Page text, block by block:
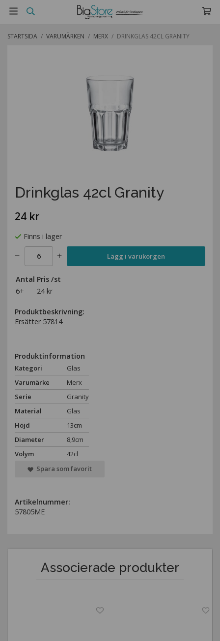
STARTSIDA / VARUMÄRKEN / MERX / DRINKGLAS 42CL GRANITY
Drinkglas 42cl Granity
24 kr
Finns i lager
Lägg i varukorgen
Antal Pris /st
6+
24 kr
Produktbeskrivning:
Ersätter 57814
Produktinformation
Kategori
Glas
Varumärke
Merx
Serie
Granity
Material
Glas
Höjd
13cm
Diameter
8,9cm
Volym
42cl
Spara som favorit
Artikelnummer:
57805ME
Associerade produkter